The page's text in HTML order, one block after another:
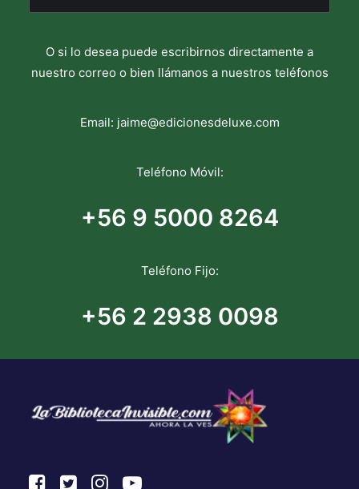
O si lo desea puede escribirnos directamente a
nuestro correo o bien llámanos a nuestros teléfonos
Email: jaime@edicionesdeluxe.com
Teléfono Móvil:
+56 9 5000 8264
Teléfono Fijo:
+56 2 2938 0098